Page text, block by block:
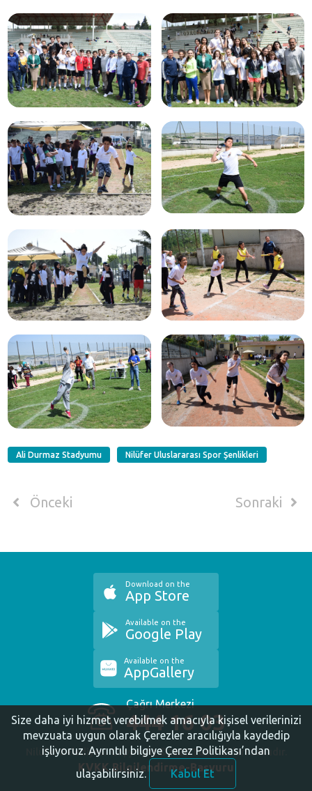
Ali Durmaz Stadyumu Nilüfer Uluslararası Spor Şenlikleri
Önceki Sonraki
Çağrı Merkezi
444 16 03
Nilüfer Belediyesi. Copyright ©2020 Tüm Hakları Saklıdır.
KVKK Bilgilendirme-Başvuru
Download on the
App Store
Available on the
Google Play
Available on the
AppGallery
Size daha iyi hizmet verebilmek amacıyla kişisel verilerinizi
mevzuata uygun olarak Çerezler aracılığıyla kaydedip
işliyoruz. Ayrıntılı bilgiye Çerez Politikası’ndan
ulaşabilirsiniz.
Kabul Et